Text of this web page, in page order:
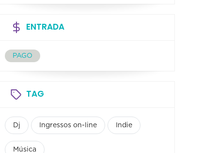
ENTRADA
PAGO
TAG
Dj Ingressos on-line Indie
Música